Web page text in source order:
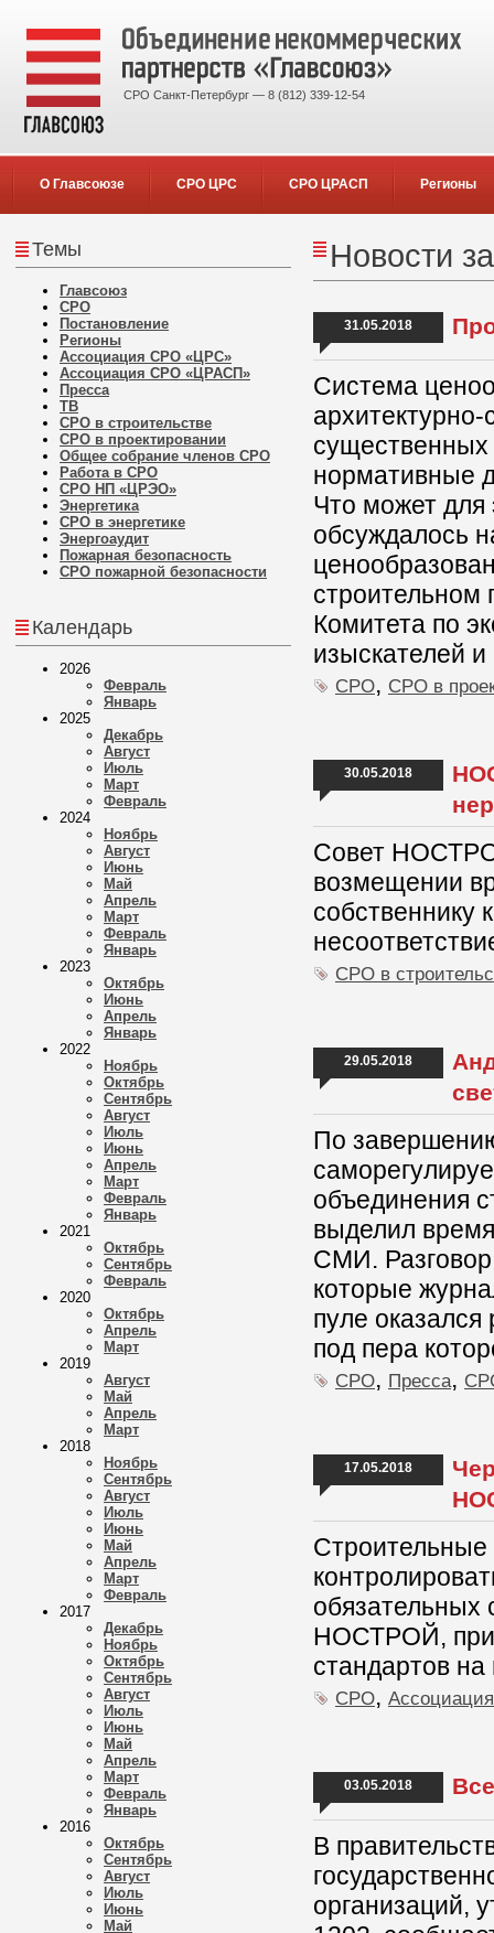
СРО Санкт-Петербург — 8 (812) 339-12-54
О Главсоюзе СРО ЦРС СРО ЦРАСП Регионы
Темы
Главсоюз
СРО
Постановление
Регионы
Ассоциация СРО «ЦРС»
Ассоциация СРО «ЦРАСП»
Пресса
ТВ
СРО в строительстве
СРО в проектировании
Общее собрание членов СРО
Работа в СРО
СРО НП «ЦРЭО»
Энергетика
СРО в энергетике
Энергоаудит
Пожарная безопасность
СРО пожарной безопасности
Календарь
2026
Февраль
Январь
2025
Декабрь
Август
Июль
Март
Февраль
2024
Ноябрь
Август
Июнь
Май
Апрель
Март
Февраль
Январь
2023
Октябрь
Июнь
Апрель
Январь
2022
Ноябрь
Октябрь
Сентябрь
Август
Июль
Июнь
Апрель
Март
Февраль
Январь
2021
Октябрь
Сентябрь
Февраль
2020
Октябрь
Апрель
Март
2019
Август
Май
Апрель
Март
2018
Ноябрь
Сентябрь
Август
Июль
Июнь
Май
Апрель
Март
Февраль
2017
Декабрь
Ноябрь
Октябрь
Сентябрь
Август
Июль
Июнь
Май
Апрель
Март
Февраль
Январь
2016
Октябрь
Сентябрь
Август
Июль
Июнь
Май
Новости
31.05.2018
Система
существенных
нормативные
Что может для
обсуждалось
строительном
Комитета по
изыскателей
СРО, СРО в
30.05.2018
Совет
возмещении
собственнику
СРО в
29.05.2018
По
объединения
выделил
СМИ.
которые
пуле
под пера
СРО, Пресса,
17.05.2018
Строительные
обязательных
НОСТРОЙ,
стандартов
СРО,
03.05.2018
В
организаций,